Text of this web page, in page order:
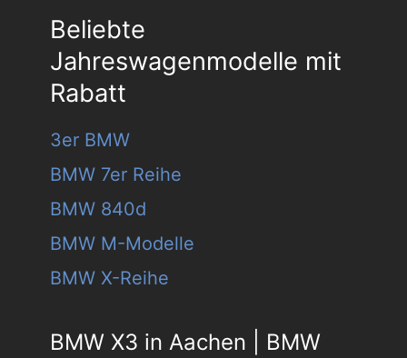
Beliebte
Jahreswagenmodelle mit
Rabatt
3er BMW
BMW 7er Reihe
BMW 840d
BMW M-Modelle
BMW X-Reihe
BMW X3 in Aachen | BMW